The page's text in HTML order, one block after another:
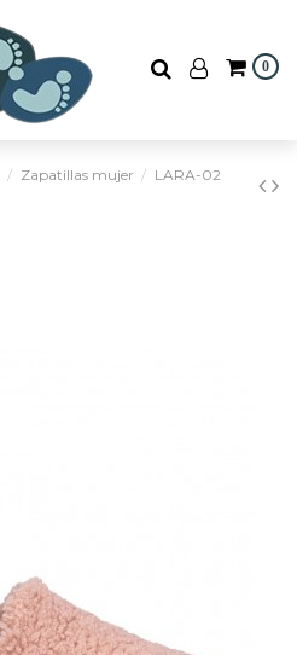
0
Zapatillas mujer
LARA-02